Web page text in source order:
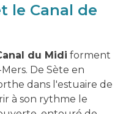
le Canal de
du Midi forment
De Sète en
dans l'estuaire de
à son rythme le